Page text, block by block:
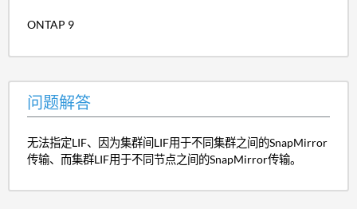
ONTAP 9
问题解答
无法指定LIF、因为集群间LIF用于不同集群之间的SnapMirror
传输、而集群LIF用于不同节点之间的SnapMirror传输。